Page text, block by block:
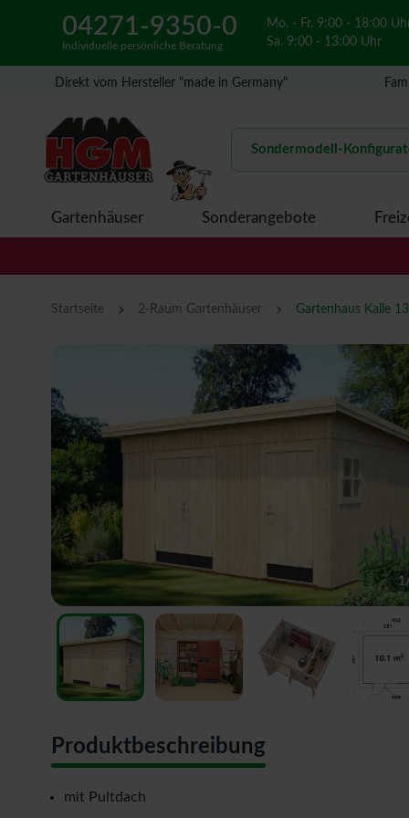
04271-9350-0
Individuelle persönliche Beratung
Mo. - Fr. 9:00 - 18:00
Sa. 9:00 - 13:00 Uhr
Direkt vom Hersteller "made in Germany"
Sondermodell-
Gartenhäuser Sonderangebote
Startseite › 2-Raum Gartenhäuser › Gartenhaus Kalle
1/
Produktbeschreibung
mit Pultdach